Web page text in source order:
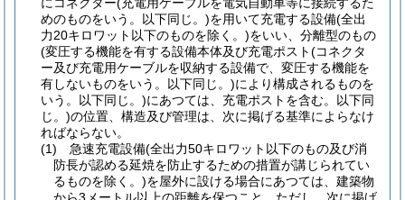
めのものをいう。以下同じ。)を用いて充電する設備(全出
力20キロワット以下のものを除く。)をいい、分離型のもの
(変圧する機能を有する設備本体及び充電ポスト(コネクタ
ー及び充電用ケーブルを収納する設備で、変圧する機能を
有しないものをいう。以下同じ。)により構成されるものを
いう。以下同じ。)にあつては、充電ポストを含む。以下同
じ。)の位置、構造及び管理は、次に掲げる基準によらなけ
ればならない。
(1)
急速充電設備(全出力50キロワット以下のもの及び消
防長が認める延焼を防止するための措置が講じられてい
るものを除く。)を屋外に設ける場合にあつては、建築物